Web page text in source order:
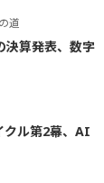
道
決算発表、数字
クル第2幕、AI